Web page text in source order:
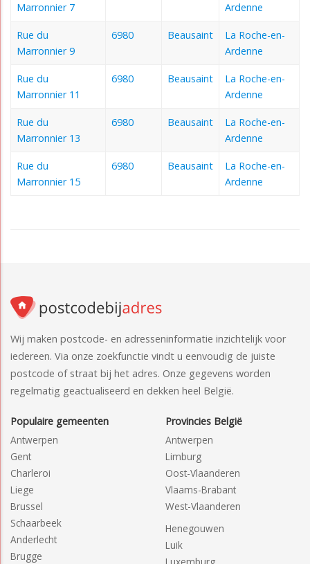
Marronnier 7
Ardenne
Rue du
Marronnier 9
6980 Beausaint
La Roche-en-
Ardenne
Rue du
Marronnier 11
6980 Beausaint
La Roche-en-
Ardenne
Rue du
Marronnier 13
6980 Beausaint
La Roche-en-
Ardenne
Rue du
Marronnier 15
6980 Beausaint
La Roche-en-
Ardenne
Wij maken postcode- en adresseninformatie inzichtelijk voor
iedereen. Via onze zoekfunctie vindt u eenvoudig de juiste
postcode of straat bij het adres. Onze gegevens worden
regelmatig geactualiseerd en dekken heel België.
Populaire gemeenten
Antwerpen
Gent
Charleroi
Liege
Brussel
Schaarbeek
Anderlecht
Brugge
Provincies België
Antwerpen
Limburg
Oost-Vlaanderen
Vlaams-Brabant
West-Vlaanderen
Henegouwen
Luik